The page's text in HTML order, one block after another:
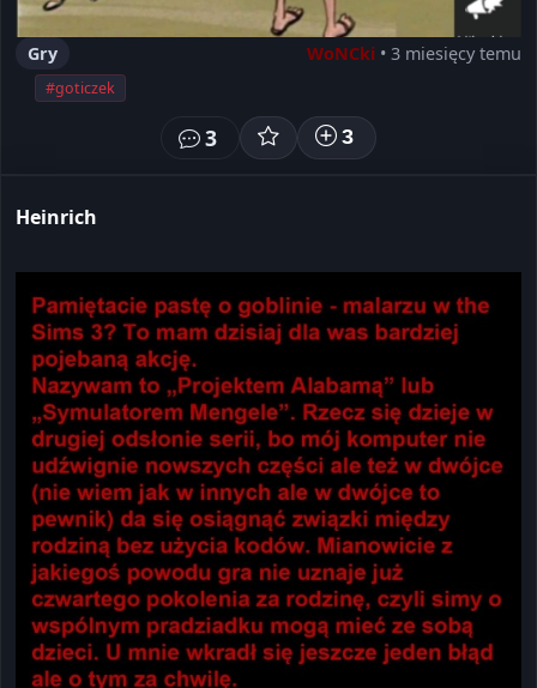
Gry WoNCki • 3 miesięcy temu
#goticzek
3 3
Heinrich